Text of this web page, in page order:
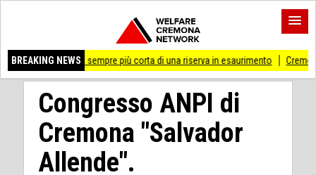
BREAKING NEWS
coperta sempre più corta di una riserva in esaurimento Cremona
Congresso ANPI di
Cremona "Salvador
Allende".